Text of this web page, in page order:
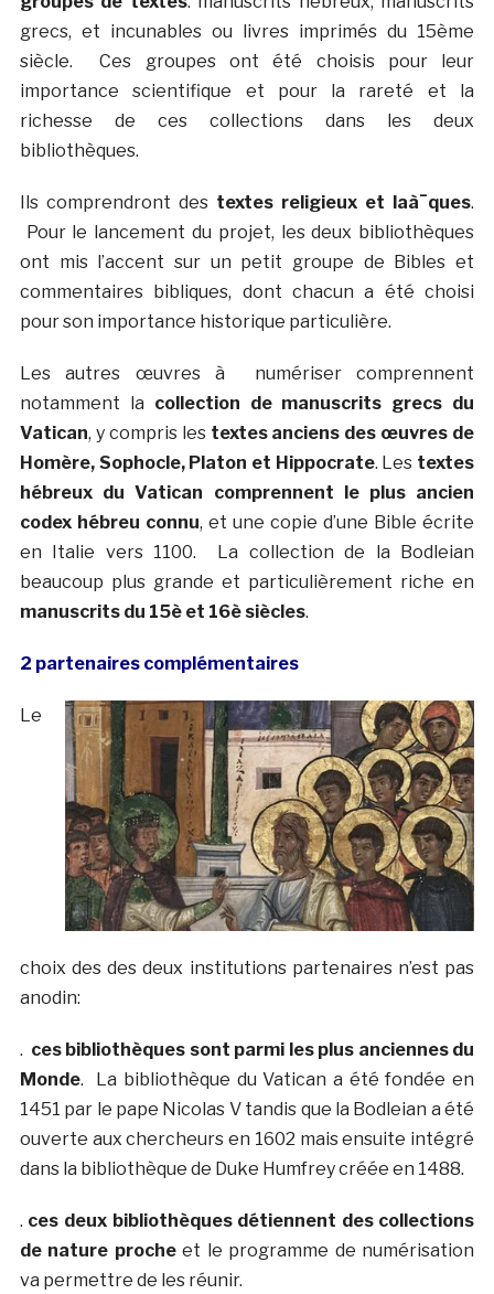
grecs, et incunables ou livres imprimés du 15ème
siècle. Ces groupes ont été choisis pour leur
importance scientifique et pour la rareté et la
richesse de ces collections dans les deux
bibliothèques.
Ils comprendront des textes religieux et laà¯ques.
Pour le lancement du projet, les deux bibliothèques
ont mis l’accent sur un petit groupe de Bibles et
commentaires bibliques, dont chacun a été choisi
pour son importance historique particulière.
Les autres œuvres à numériser comprennent
notamment la collection de manuscrits grecs du
Vatican, y compris les textes anciens des œuvres de
Homère, Sophocle, Platon et Hippocrate. Les textes
hébreux du Vatican comprennent le plus ancien
codex hébreu connu, et une copie d’une Bible écrite
en Italie vers 1100. La collection de la Bodleian
beaucoup plus grande et particulièrement riche en
manuscrits du 15è et 16è siècles.
2 partenaires complémentaires
Le
choix des des deux institutions partenaires n’est pas
anodin:
. ces bibliothèques sont parmi les plus anciennes du
Monde. La bibliothèque du Vatican a été fondée en
1451 par le pape Nicolas V tandis que la Bodleian a été
ouverte aux chercheurs en 1602 mais ensuite intégré
dans la bibliothèque de Duke Humfrey créée en 1488.
. ces deux bibliothèques détiennent des collections
de nature procheet le programme de numérisation
va permettre de les réunir.